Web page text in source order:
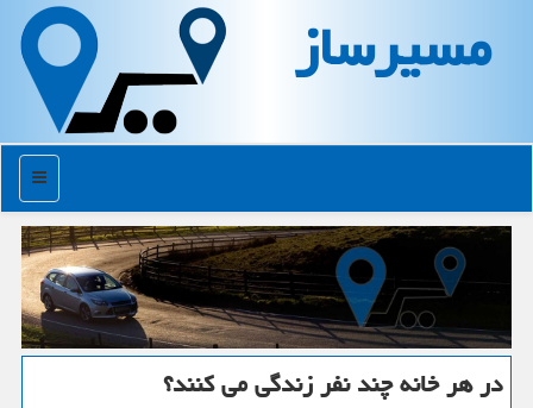
مسیرساز
منو
در هر خانه چند نفر زندگی می كنند؟